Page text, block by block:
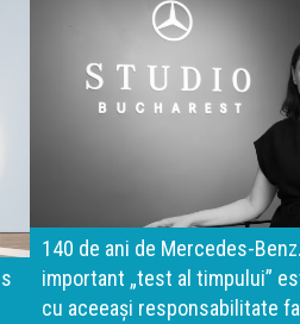
140 de ani de Mercedes-Benz.
important „test al timpului” este
cu aceeași responsabilitate față